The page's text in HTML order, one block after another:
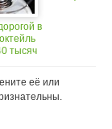
в
тысяч
её или